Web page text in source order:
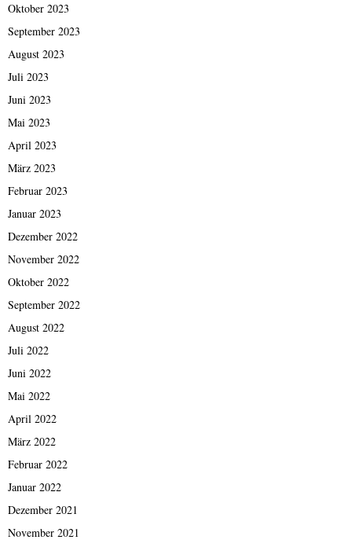
Oktober 2023
September 2023
August 2023
Juli 2023
Juni 2023
Mai 2023
April 2023
März 2023
Februar 2023
Januar 2023
Dezember 2022
November 2022
Oktober 2022
September 2022
August 2022
Juli 2022
Juni 2022
Mai 2022
April 2022
März 2022
Februar 2022
Januar 2022
Dezember 2021
November 2021